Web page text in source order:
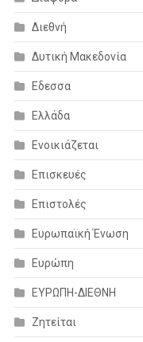
Διεθνή
Δυτική Μακεδονία
Εδεσσα
Ελλάδα
Ενοικιάζεται
Επισκευές
Επιστολές
Ευρωπαϊκή Ένωση
Ευρώπη
ΕΥΡΩΠΗ-ΔΙΕΘΝΗ
Ζητείται